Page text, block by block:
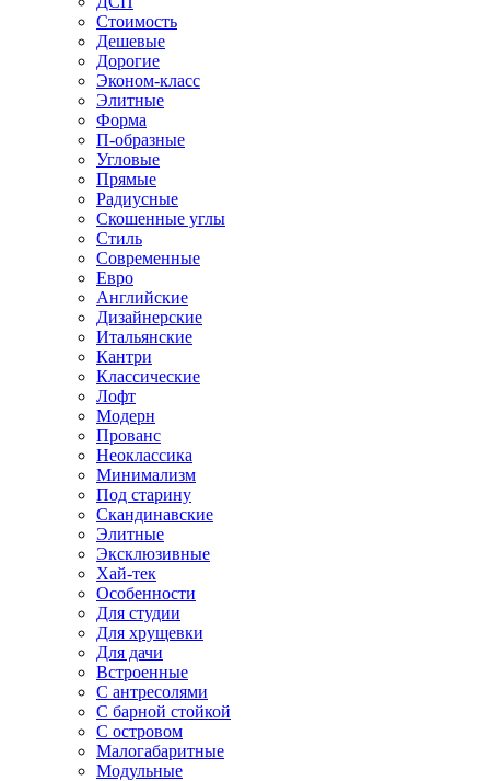
Стоимость
Дешевые
Дорогие
Эконом-класс
Элитные
Форма
П-образные
Угловые
Прямые
Радиусные
Скошенные углы
Стиль
Современные
Евро
Английские
Дизайнерские
Итальянские
Кантри
Классические
Лофт
Модерн
Прованс
Неоклассика
Минимализм
Под старину
Скандинавские
Элитные
Эксклюзивные
Хай-тек
Особенности
Для студии
Для хрущевки
Для дачи
Встроенные
С антресолями
С барной стойкой
С островом
Малогабаритные
Модульные